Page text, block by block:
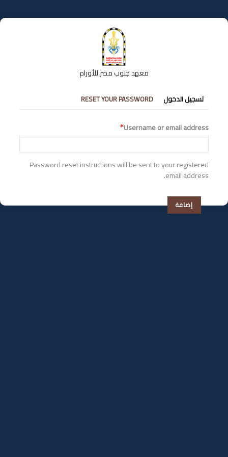
إلى
المحتوى
معهد جنوب مصر للأورام
التبويبات
الأساسية
تسجيل الدخول RESET YOUR PASSWORD
Username or email address
Password reset instructions will be sent to your registered
email address.